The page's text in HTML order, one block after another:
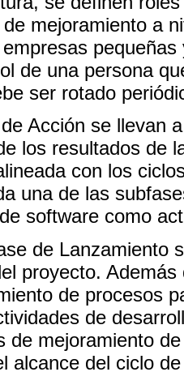
mejoramiento a
de una persona
ser rotado
Acción se llevan
los resultados de
con los
una de las
software como
de Lanzamiento
proyecto.
de procesos
de
de mejoramiento
alcance del ciclo